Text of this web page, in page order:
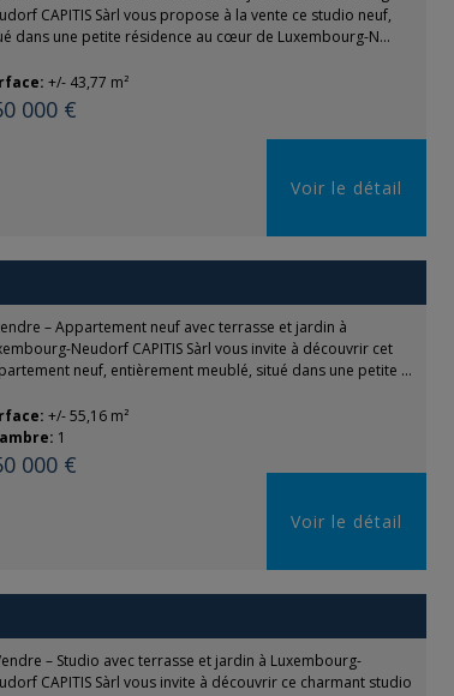
CAPITIS Sàrl vous propose à la vente ce studio neuf,
dans une petite résidence au cœur de Luxembourg-N...
+/- 43,77 m²
000 €
Voir le détail
– Appartement neuf avec terrasse et jardin à
Neudorf CAPITIS Sàrl vous invite à découvrir cet
neuf, entièrement meublé, situé dans une petite ...
+/- 55,16 m²
1
000 €
Voir le détail
– Studio avec terrasse et jardin à Luxembourg-
CAPITIS Sàrl vous invite à découvrir ce charmant studio